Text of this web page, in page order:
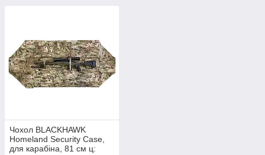
Чохол BLACKHAWK
Homeland Security Case,
для карабіна, 81 см ц: